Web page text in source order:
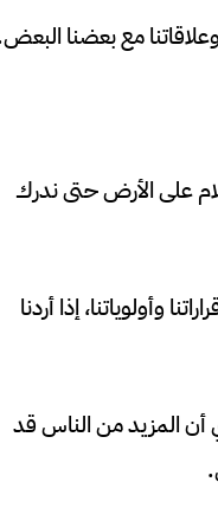
وعلاقاتنا مع بعضنا
على الأرض حتى ندرك
وأولوياتنا، إذا أردنا
أن المزيد من الناس قد